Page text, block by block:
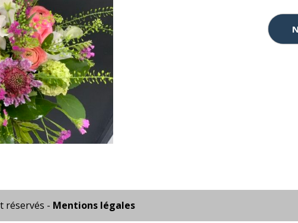
réservés - Mentions légales